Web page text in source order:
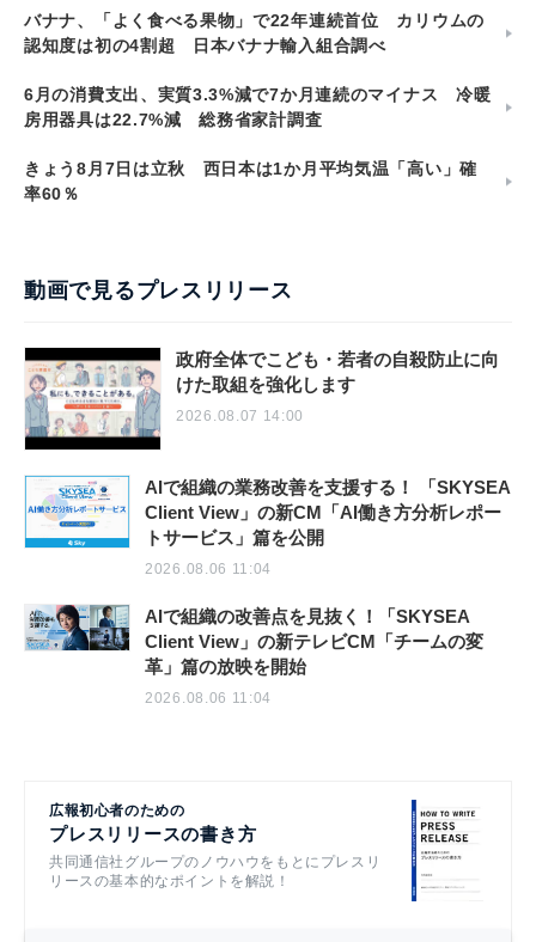
バナナ、「よく食べる果物」で22年連続首位 カリウムの
認知度は初の4割超 日本バナナ輸入組合調べ
6月の消費支出、実質3.3%減で7か月連続のマイナス 冷暖
房用器具は22.7%減 総務省家計調査
きょう8月7日は立秋 西日本は1か月平均気温「高い」確
率60％
動画で見るプレスリリース
政府全体でこども・若者の自殺防止に向
けた取組を強化します
2026.08.07 14:00
AIで組織の業務改善を支援する！ 「SKYSEA
Client View」の新CM「AI働き方分析レポー
トサービス」篇を公開
2026.08.06 11:04
AIで組織の改善点を見抜く！「SKYSEA
Client View」の新テレビCM「チームの変
革」篇の放映を開始
2026.08.06 11:04
広報初心者のための
プレスリリースの書き方
共同通信社グループのノウハウをもとにプレスリ
リースの基本的なポイントを解説！